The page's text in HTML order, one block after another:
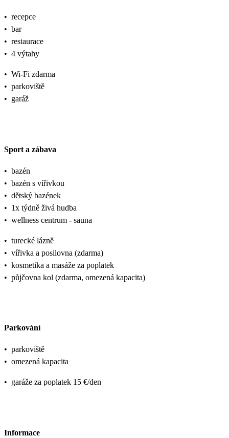
• recepce
• bar
• restaurace
• 4 výtahy
• Wi-Fi zdarma
• parkoviště
• garáž
Sport a zábava
• bazén
• bazén s vířivkou
• dětský bazének
• 1x týdně živá hudba
• wellness centrum - sauna
• turecké lázně
• vířivka a posilovna (zdarma)
• kosmetika a masáže za poplatek
• půjčovna kol (zdarma, omezená kapacita)
Parkování
• parkoviště
• omezená kapacita
• garáže za poplatek 15 €/den
Informace